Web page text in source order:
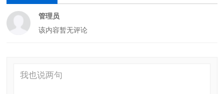
管理员
该内容暂无评论